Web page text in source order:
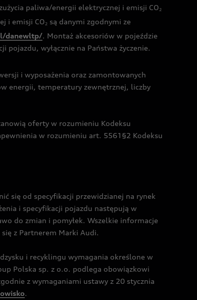
paliwa/energii elektrycznej i emisji CO2
i emisji CO2 są danymi zgodnymi ze
danewltp/. Montaż akcesoriów w pojeździe
pojazdu, wyłącznie na Państwa życzenie.
i wyposażenia oraz zamontowanych
energii, temperatury zewnętrznej, liczby
oferty w rozumieniu Kodeksu
w rozumieniu art. 5561§2 Kodeksu
się od specyfikacji przewidzianej na rynek
i specyfikacji pojazdu następują w
do zmian i pomyłek. Wszelkie informacje
z Partnerem Marki Audi.
i recyklingu wymagania określone w
Polska sp. z o.o. podlega obowiązkowi
z wymaganiami ustawy z 20 stycznia
.